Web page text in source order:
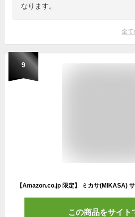
なります。
全て
9
この商品をサイト